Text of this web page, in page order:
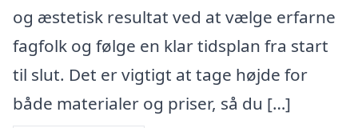
og æstetisk resultat ved at vælge erfarne
fagfolk og følge en klar tidsplan fra start
til slut. Det er vigtigt at tage højde for
både materialer og priser, så du […]